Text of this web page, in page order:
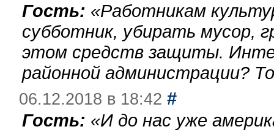
Гость: «Работникам
субботник, убирать мусор,
этом средств защиты.
районной администрации?
06.12.2018 в 18:42 #
Гость: «И до нас уже